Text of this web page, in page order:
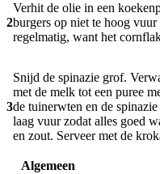
2
Verhit de olie in een
burgers op niet te hoog
regelmatig, want het
3
Snijd de spinazie grof.
met de melk tot een puree
de tuinerwten en de
laag vuur zodat alles goed
en zout. Serveer met de
Algemeen